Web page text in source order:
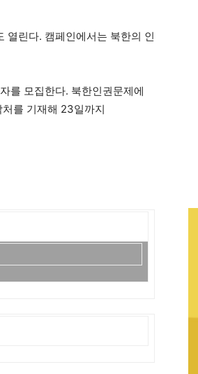
열린다. 캠페인에서는 북한의 인
를 모집한다. 북한인권문제에
를 기재해 23일까지